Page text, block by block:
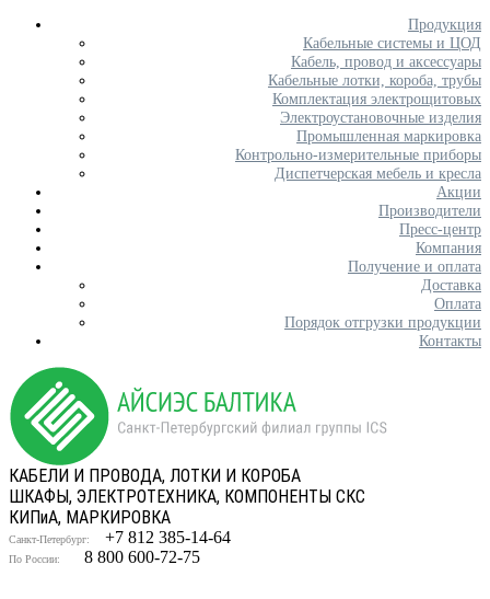
Продукция
Кабельные системы и ЦОД
Кабель, провод и аксессуары
Кабельные лотки, короба, трубы
Комплектация электрощитовых
Электроустановочные изделия
Промышленная маркировка
Контрольно-измерительные приборы
Диспетчерская мебель и кресла
Акции
Производители
Пресс-центр
Компания
Получение и оплата
Доставка
Оплата
Порядок отгрузки продукции
Контакты
КАБЕЛИ И ПРОВОДА, ЛОТКИ И КОРОБА
ШКАФЫ, ЭЛЕКТРОТЕХНИКА, КОМПОНЕНТЫ СКС
КИПиА, МАРКИРОВКА
Санкт-Петербург: +7 812 385-14-64
По России: 8 800 600-72-75